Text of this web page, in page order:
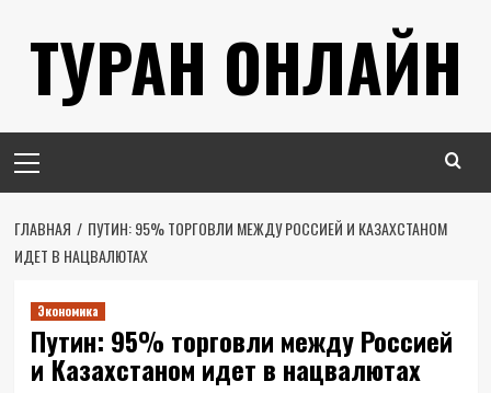
содержимому
ТУРАН ОНЛАЙН
меню
ГЛАВНАЯ
ПУТИН: 95% ТОРГОВЛИ МЕЖДУ РОССИЕЙ И КАЗАХСТАНОМ
ИДЕТ В НАЦВАЛЮТАХ
Экономика
Путин: 95% торговли между Россией
и Казахстаном идет в нацвалютах